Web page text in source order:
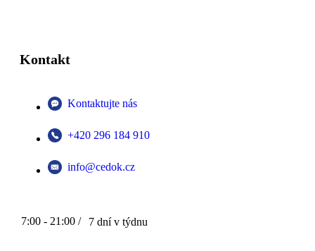
Kontakt
Kontaktujte nás
+420 296 184 910
info@cedok.cz
7:00 - 21:00 / 7 dní v týdnu